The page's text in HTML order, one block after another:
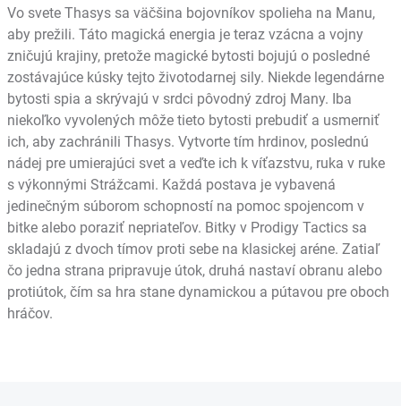
Vo svete Thasys sa väčšina bojovníkov spolieha na Manu,
aby prežili. Táto magická energia je teraz vzácna a vojny
zničujú krajiny, pretože magické bytosti bojujú o posledné
zostávajúce kúsky tejto životodarnej sily. Niekde legendárne
bytosti spia a skrývajú v srdci pôvodný zdroj Many. Iba
niekoľko vyvolených môže tieto bytosti prebudiť a usmerniť
ich, aby zachránili Thasys. Vytvorte tím hrdinov, poslednú
nádej pre umierajúci svet a veďte ich k víťazstvu, ruka v ruke
s výkonnými Strážcami. Každá postava je vybavená
jedinečným súborom schopností na pomoc spojencom v
bitke alebo poraziť nepriateľov. Bitky v Prodigy Tactics sa
skladajú z dvoch tímov proti sebe na klasickej aréne. Zatiaľ
čo jedna strana pripravuje útok, druhá nastaví obranu alebo
protiútok, čím sa hra stane dynamickou a pútavou pre oboch
hráčov.